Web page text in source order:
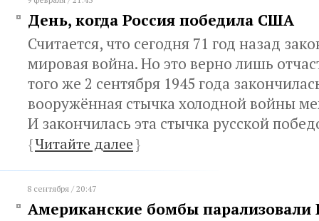
День, когда Россия победила США
Считается, что сегодня 71 год назад
мировая война. Но это верно лишь
того же 2 сентября 1945 года
вооружённая стычка холодной войны
И закончилась эта стычка русской
{Читайте далее}
8 сентября / 20:47
Американские бомбы парализовали